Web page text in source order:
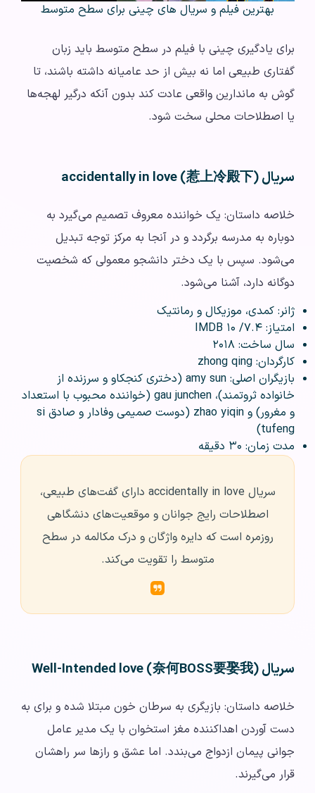
بهترین فیلم و سریال‌ های چینی برای سطح متوسط
برای یادگیری چینی با فیلم در سطح متوسط باید زبان
گفتاری طبیعی اما نه بیش از حد عامیانه داشته باشند، تا
گوش به ماندارین واقعی عادت کند بدون آنکه درگیر لهجه‌ها
یا اصطلاحات محلی سخت شود.
سریال accidentally in love (惹上冷殿下)
خلاصه داستان: یک خواننده معروف تصمیم می‌گیرد به
دوباره به مدرسه برگردد و در آنجا به مرکز توجه تبدیل
می‌شود. سپس با یک دختر دانشجو معمولی که شخصیت
دوگانه دارد، آشنا می‌شود.
ژانر: کمدی، موزیکال و رمانتیک
امتیاز: ۷.۴/ ۱۰ IMDB
سال ساخت: ۲۰۱۸
کارگردان: zhong qing
بازیگران اصلی: amy sun (دختری کنجکاو و سرزنده از
خانواده ثروتمند)، gau junchen (خواننده محبوب با استعداد
و مغرور) و zhao yiqin (دوست صمیمی وفادار و صادق si
tufeng)
مدت زمان: ۳۰ دقیقه
سریال accidentally in love دارای گفت‌های طبیعی،
اصطلاحات رایج جوانان و موقعیت‌های دنشگاهی
روزمره است که دایره واژگان و درک مکالمه در سطح
متوسط را تقویت می‌کند.
سریال Well-Intended love (奈何BOSS要娶我)
خلاصه داستان: بازیگری به سرطان خون مبتلا شده و برای به
دست آوردن اهداکننده مغز استخوان با یک مدیر عامل
جوانی پیمان ازدواج می‌بندد. اما عشق و رازها سر راهشان
قرار می‌گیرند.